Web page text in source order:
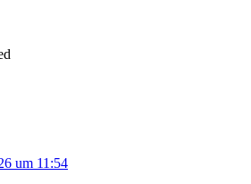
um 11:54